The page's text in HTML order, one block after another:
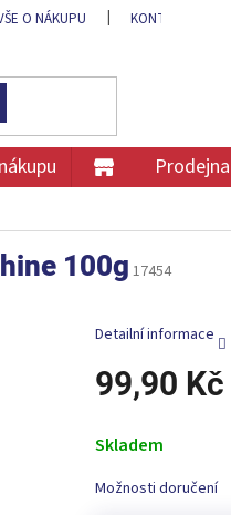
O NÁKUPU KONTAKT
Prodejna
100g17454
99,90 Kč
cena:
Skladem
Možnosti doručení
Detailní informace